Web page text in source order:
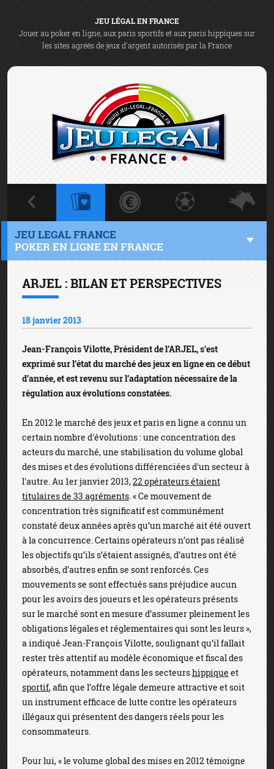
JEU LÉGAL EN FRANCE
Jouer au poker en ligne, aux paris sportifs et aux paris hippiques sur
les sites agréés de jeux d'argent autorisés par la France
JEU LEGAL FRANCE
POKER EN LIGNE EN FRANCE
ARJEL : BILAN ET PERSPECTIVES
18 janvier 2013
Jean-François Vilotte, Président de l’ARJEL, s’est
exprimé sur l’état du marché des jeux en ligne en ce début
d’année, et est revenu sur l’adaptation nécessaire de la
régulation aux évolutions constatées.
En 2012 le marché des jeux et paris en ligne a connu un
certain nombre d'évolutions : une concentration des
acteurs du marché, une stabilisation du volume global
des mises et des évolutions différenciées d'un secteur à
l'autre. Au 1er janvier 2013,22 opérateurs étaient
titulaires de 33 agréments. « Ce mouvement de
concentration très significatif est communément
constaté deux années après qu’un marché ait été ouvert
à la concurrence. Certains opérateurs n’ont pas réalisé
les objectifs qu’ils s’étaient assignés, d’autres ont été
absorbés, d’autres enfin se sont renforcés. Ces
mouvements se sont effectués sans préjudice aucun
pour les avoirs des joueurs et les opérateurs présents
sur le marché sont en mesure d’assumer pleinement les
obligations légales et réglementaires qui sont les leurs »,
a indiqué Jean-François Vilotte, soulignant qu’il fallait
rester très attentif au modèle économique et fiscal des
opérateurs, notamment dans les secteurshippique et
sportif, afin que l’offre légale demeure attractive et soit
un instrument efficace de lutte contre les opérateurs
illégaux qui présentent des dangers réels pour les
consommateurs.
Pour lui, « le volume global des mises en 2012 témoigne